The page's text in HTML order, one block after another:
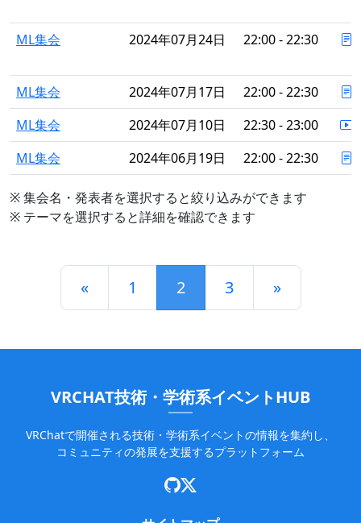
ML集会 2024年07月24日 22:00 - 22:30
ML集会 2024年07月17日
22:00 - 22:30
ML集会
2024年07月10日
22:30 - 23:00
ML集会
2024年06月19日 22:00 - 22:30
※ 集会名・発表者を選択すると絞り込みができます
※ テーマを選択すると詳細を確認できます
« 1 2 3 »
VRCHAT技術・学術系イベントHUB
VRChatで開催される技術・学術系イベントの情報を集約し、
コミュニティの発展を支援するプラットフォーム